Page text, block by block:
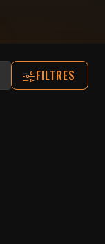
FILTRES